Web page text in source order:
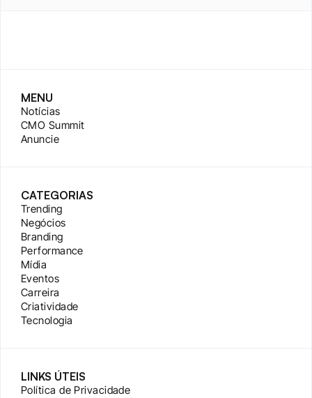
MENU
Notícias
CMO Summit
Anuncie
CATEGORIAS
Trending
Negócios
Branding
Performance
Mídia
Eventos
Carreira
Criatividade
Tecnologia
LINKS ÚTEIS
Política de Privacidade